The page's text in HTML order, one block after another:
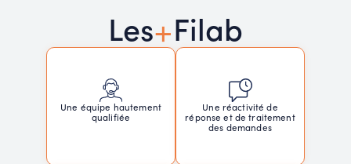
Les+Filab
Une équipe hautement
qualifiée
Une réactivité de
réponse et de traitement
des demandes